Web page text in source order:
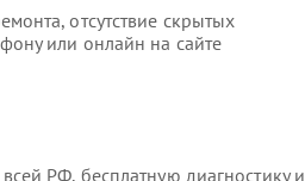
отсутствие скрытых
или онлайн на сайте
РФ, бесплатную диагностику и